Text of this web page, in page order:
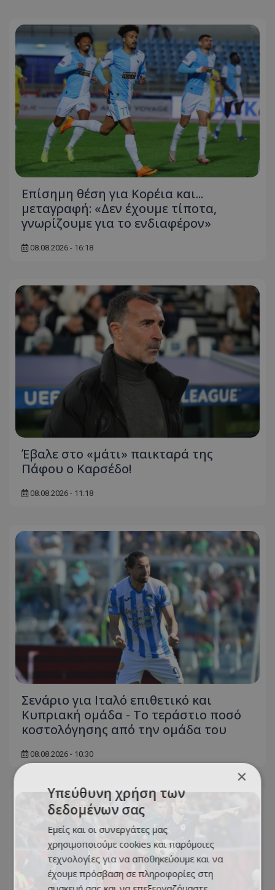
Επίσημη θέση για Κορέια και...
μεταγραφή: «Δεν έχουμε τίποτα,
γνωρίζουμε για το ενδιαφέρον»
08.08.2026 - 16:18
Έβαλε στο «μάτι» παικταρά της
Πάφου ο Καρσέδο!
08.08.2026 - 11:18
Σενάριο για Ιταλό επιθετικό και
Κυπριακή ομάδα - Το τεράστιο ποσό
κοστολόγησης από την ομάδα του
08.08.2026 - 10:30
×
Υπεύθυνη χρήση των
δεδομένων σας
Εμείς και οι συνεργάτες μας
χρησιμοποιούμε cookies και παρόμοιες
τεχνολογίες για να αποθηκεύουμε και να
έχουμε πρόσβαση σε πληροφορίες στη